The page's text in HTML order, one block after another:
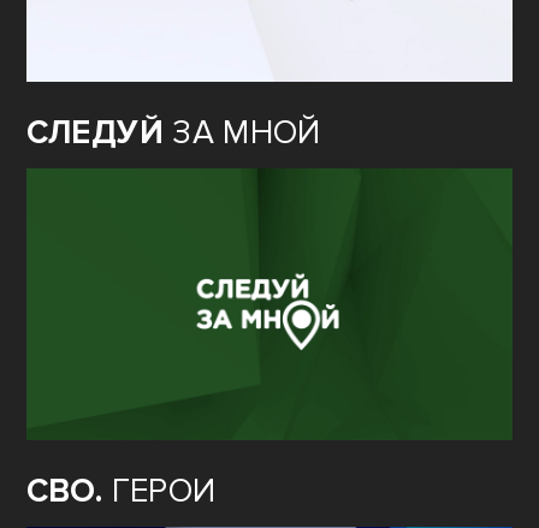
СЛЕДУЙ ЗА МНОЙ
СВО. ГЕРОИ